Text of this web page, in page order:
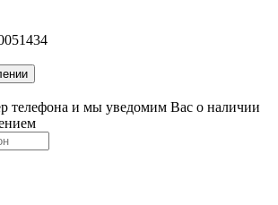
телефона и мы уведомим Вас о наличии